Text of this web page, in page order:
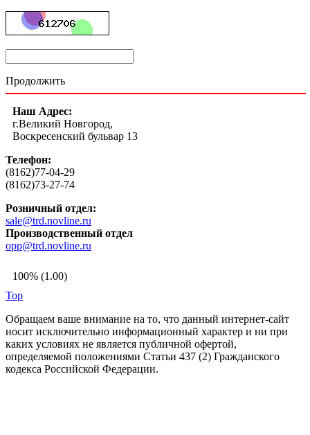
Продолжить
Наш Адрес:
г.Великий Новгород,
Воскресенский бульвар 13
Телефон:
(8162)77-04-29
(8162)73-27-74
Розничный отдел:
sale@trd.novline.ru
Производственный отдел
opp@trd.novline.ru
100% (1.00)
Top
Обращаем ваше внимание на то, что данный интернет-сайт
носит исключительно информационный характер и ни при
каких условиях не является публичной офертой,
определяемой положениями Статьи 437 (2) Гражданского
кодекса Российской Федерации.